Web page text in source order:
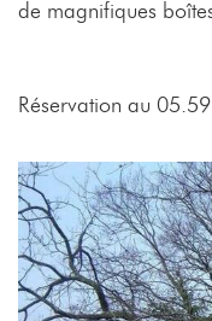
de magnifiques
Réservation au